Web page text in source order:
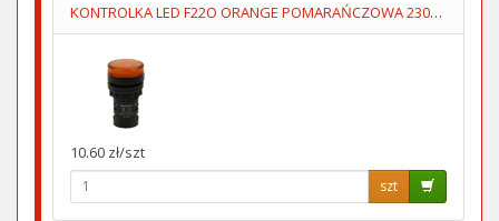
KONTROLKA LED F22O ORANGE POMARAŃCZOWA 230V AC FImontaź=22mm
10.60 zł/szt
szt